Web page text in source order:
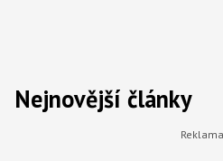
Nejnovější články